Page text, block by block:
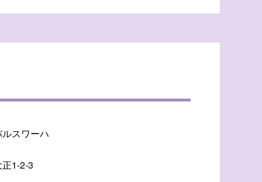
スワーハ
1-2-3